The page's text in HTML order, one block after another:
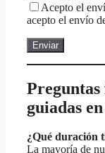
Acepto el
acepto el envío
Preguntas
guiadas
¿Qué duración
La mayoría de